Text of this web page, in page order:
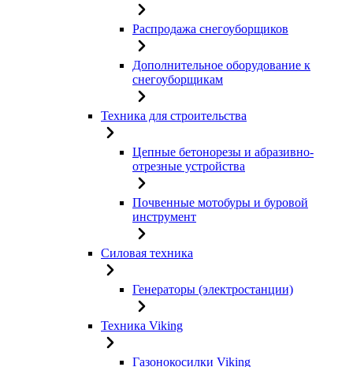
Распродажа снегоуборщиков
Дополнительное оборудование к
снегоуборщикам
Техника для строительства
Цепные бетонорезы и абразивно-
отрезные устройства
Почвенные мотобуры и буровой
инструмент
Силовая техника
Генераторы (электростанции)
Техника Viking
Газонокосилки Viking